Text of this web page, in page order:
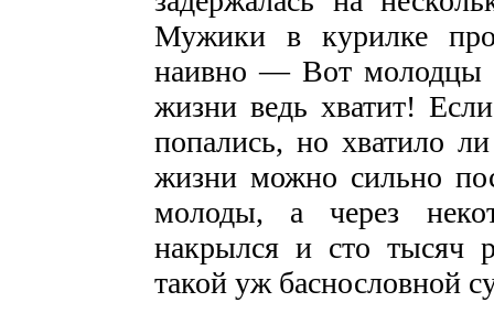
Мужики в курилке
наивно — Вот молодцы
жизни ведь хватит!
попались, но хватило
жизни можно сильно
молоды, а через
накрылся и сто тысяч
такой уж баснословной